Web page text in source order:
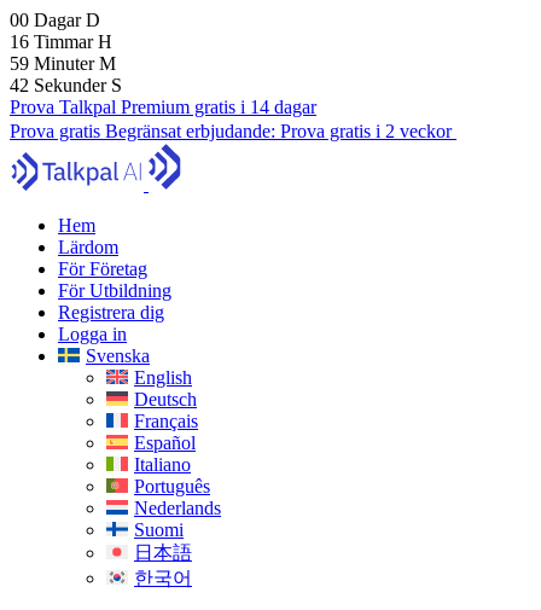
00 DagarD
16 TimmarH
59 MinuterM
40 Sekunder S
Prova Talkpal Premium gratis i 14 dagar
Prova gratis Begränsat erbjudande: Prova gratis i 2 veckor
Hem
Lärdom
För Företag
För Utbildning
Registrera dig
Logga in
Svenska
English
Deutsch
Français
Español
Italiano
Português
Nederlands
Suomi
日本語
한국어